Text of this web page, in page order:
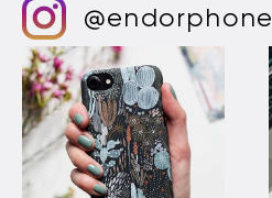
@endorphone